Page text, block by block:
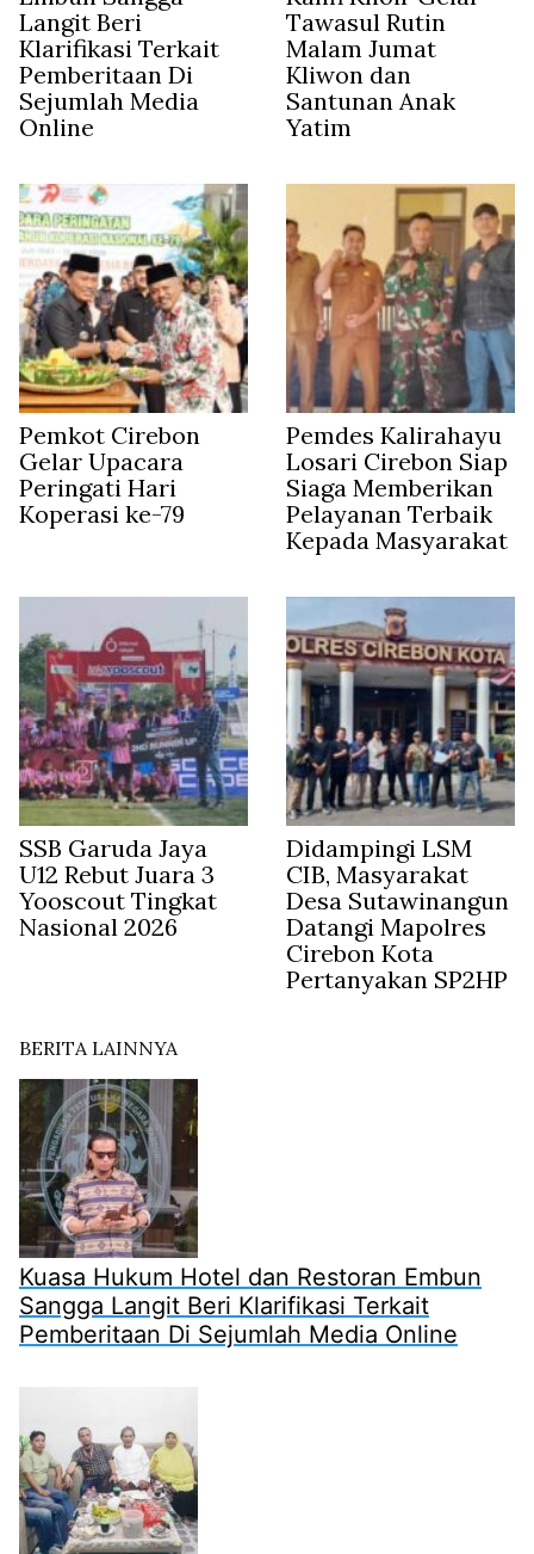
Langit Beri
Klarifikasi Terkait
Pemberitaan Di
Sejumlah Media
Online
Tawasul Rutin
Malam Jumat
Kliwon dan
Santunan Anak
Yatim
Pemkot Cirebon
Gelar Upacara
Peringati Hari
Koperasi ke-79
Pemdes Kalirahayu
Losari Cirebon Siap
Siaga Memberikan
Pelayanan Terbaik
Kepada Masyarakat
SSB Garuda Jaya
U12 Rebut Juara 3
Yooscout Tingkat
Nasional 2026
Didampingi LSM
CIB, Masyarakat
Desa Sutawinangun
Datangi Mapolres
Cirebon Kota
Pertanyakan SP2HP
BERITA LAINNYA
Kuasa Hukum Hotel dan Restoran Embun
Sangga Langit Beri Klarifikasi Terkait
Pemberitaan Di Sejumlah Media Online